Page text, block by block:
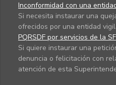
Inconformidad con una
Si necesita instaurar una
ofrecidos por una entidad
PQRSDF por servicios de la
Si quiere instaurar una
denuncia o felicitación con
atención de esta